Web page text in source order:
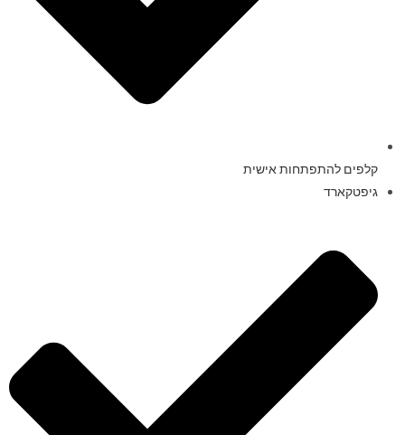
קלפים להתפתחות אישית
גיפטקארד